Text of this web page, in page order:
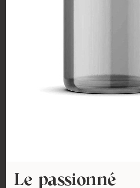
Le passionné